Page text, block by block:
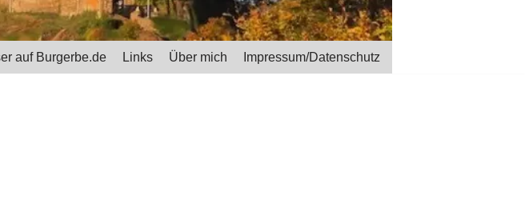
auf Burgerbe.de Links Über mich Impressum/Datenschutz